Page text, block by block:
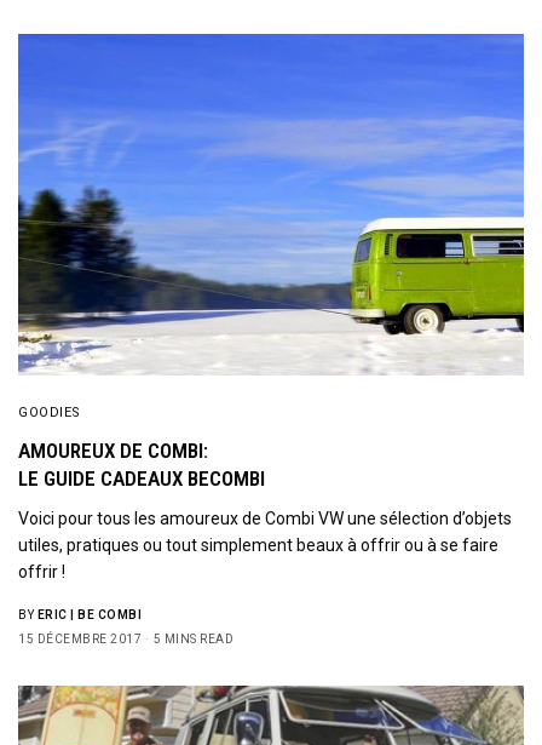
GOODIES
AMOUREUX DE COMBI:
LE GUIDE CADEAUX BECOMBI
Voici pour tous les amoureux de Combi VW une sélection d’objets
utiles, pratiques ou tout simplement beaux à offrir ou à se faire
offrir !
BY ERIC | BE COMBI
15 DÉCEMBRE 2017
5 MINS READ